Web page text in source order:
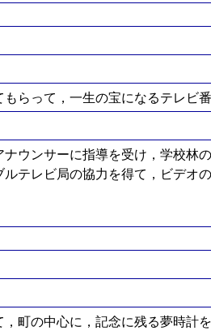
らって，一生の宝になるテレビ
ウンサーに指導を受け，学校林
テレビ局の協力を得て，ビデオ
町の中心に，記念に残る夢時計